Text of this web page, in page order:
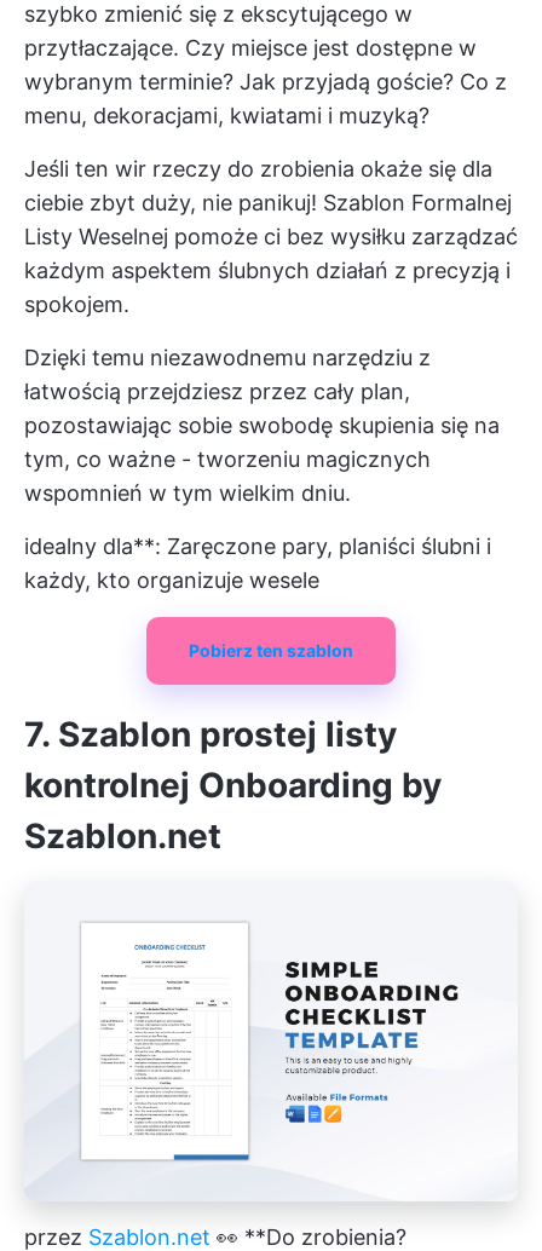
szybko zmienić się z ekscytującego w
przytłaczające. Czy miejsce jest dostępne w
wybranym terminie? Jak przyjadą goście? Co z
menu, dekoracjami, kwiatami i muzyką?
Jeśli ten wir rzeczy do zrobienia okaże się dla
ciebie zbyt duży, nie panikuj! Szablon Formalnej
Listy Weselnej pomoże ci bez wysiłku zarządzać
każdym aspektem ślubnych działań z precyzją i
spokojem.
Dzięki temu niezawodnemu narzędziu z
łatwością przejdziesz przez cały plan,
pozostawiając sobie swobodę skupienia się na
tym, co ważne - tworzeniu magicznych
wspomnień w tym wielkim dniu.
idealny dla**: Zaręczone pary, planiści ślubni i
każdy, kto organizuje wesele
Pobierz ten szablon
7. Szablon prostej listy
kontrolnej Onboarding by
Szablon.net
przez Szablon.net 👀 **Do zrobienia?